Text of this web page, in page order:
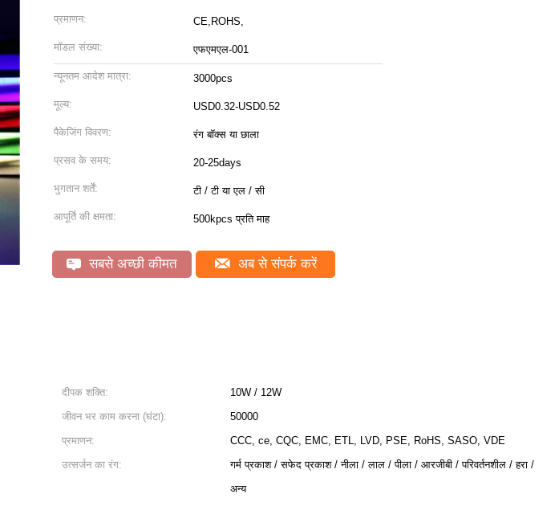
प्रमाणन: CE,ROHS,
मॉडल संख्या: एफएमएल-001
न्यूनतम आदेश मात्रा: 3000pcs
मूल्य: USD0.32-USD0.52
पैकेजिंग विवरण: रंग बॉक्स या छाला
प्रसव के समय: 20-25days
भुगतान शर्तें: टी / टी या एल / सी
आपूर्ति की क्षमता: 500kpcs प्रति माह
सबसे अच्छी कीमत अब से संपर्क करें
दीपक शक्ति:
10W / 12W
जीवन भर काम करना (घंटा):
50000
प्रमाणन:
CCC, ce, CQC, EMC, ETL, LVD, PSE, RoHS, SASO, VDE
उत्सर्जन का रंग:
गर्म प्रकाश / सफेद प्रकाश / नीला / लाल / पीला / आरजीबी / परिवर्तनशील / हरा /
अन्य